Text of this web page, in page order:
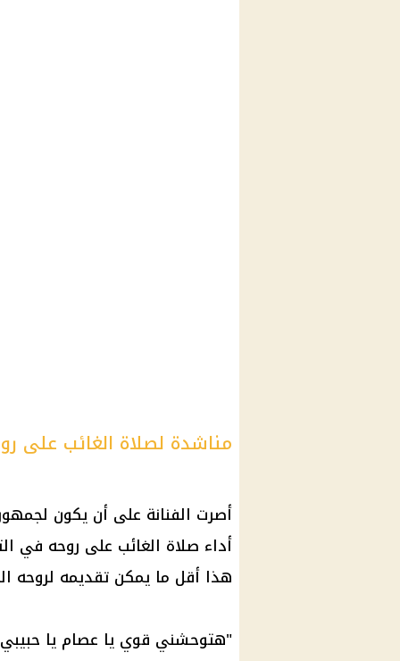
مناشدة لصلاة الغائب على
أصرت الفنانة على أن يكون
أداء صلاة الغائب على روحه في
هذا أقل ما يمكن تقديمه لروحه
"هتوحشني قوي يا عصام يا